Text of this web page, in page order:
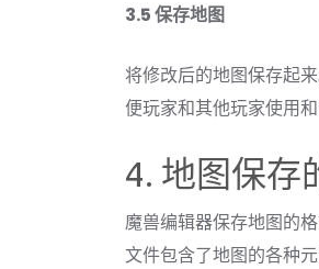
3.5 保存地图
将修改后的地图保存起
便玩家和其他玩家使用和
4. 地图保存
魔兽编辑器保存地图的
文件包含了地图的各种